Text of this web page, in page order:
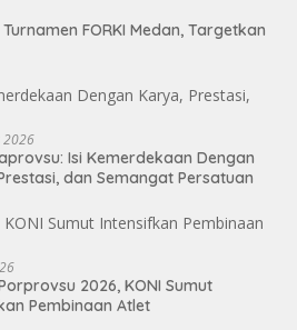
FORKI Medan, Targetkan
2026
Isi Kemerdekaan Dengan
dan Semangat Persatuan
2026, KONI Sumut
Pembinaan Atlet